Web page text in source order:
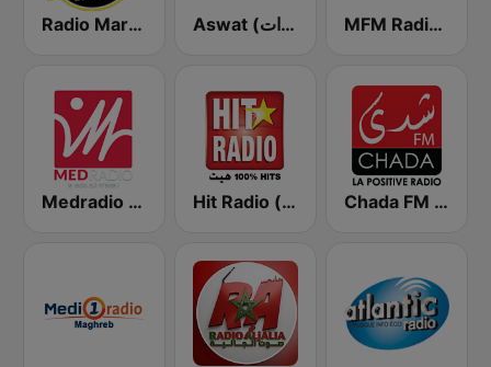
Radio Mars (راديو مرس) Aswat (أصوات) MFM Radio (مفم راديو)
Medradio (ميد راديو) Hit Radio (هيت راديو) Chada FM (شدى فم)